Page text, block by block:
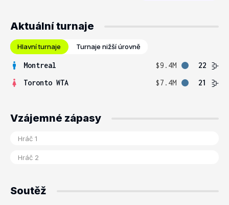
Aktuální turnaje
Hlavní turnaje Turnaje nižší úrovně
Montreal $9.4M
22
Toronto WTA
$7.4M 21
Vzájemné zápasy
Soutěž